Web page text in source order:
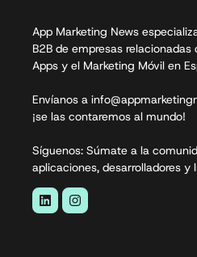
App Marketing News
B2B de empresas
Apps y el Marketing Móvil en
Envíanos a
¡se las contaremos al mundo!
Síguenos: Súmate a la
aplicaciones, desarrolladores y